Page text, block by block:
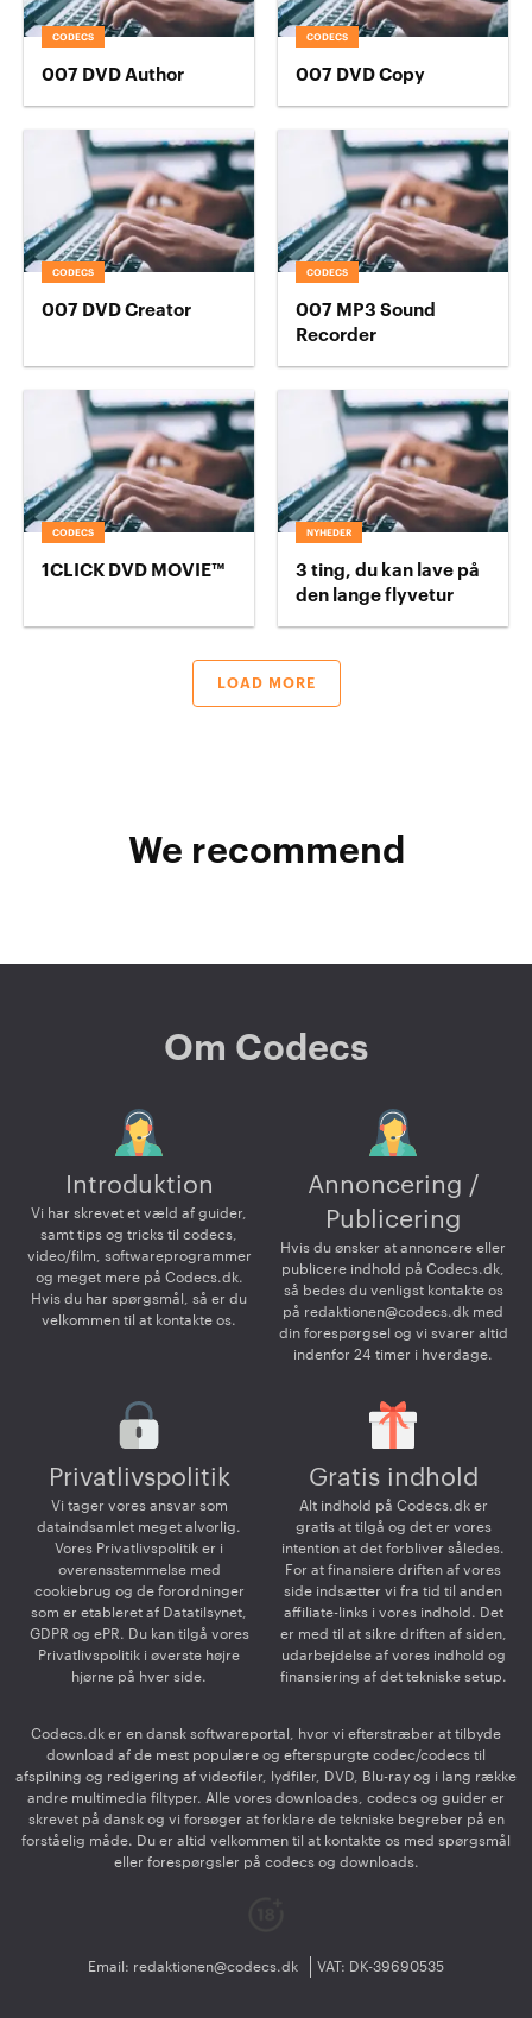
CODECS
007 DVD Author
CODECS
007 DVD Copy
CODECS
007 DVD Creator
CODECS
007 MP3 Sound
Recorder
CODECS
1CLICK DVD MOVIE™
NYHEDER
3 ting, du kan lave på
den lange flyvetur
LOAD MORE
We recommend
Om Codecs
Introduktion
Vi har skrevet et væld af guider,
samt tips og tricks til codecs,
video/film, softwareprogrammer
og meget mere på Codecs.dk.
Hvis du har spørgsmål, så er du
velkommen til at kontakte os.
Annoncering /
Publicering
Hvis du ønsker at annoncere eller
publicere indhold på Codecs.dk,
så bedes du venligst kontakte os
på redaktionen@codecs.dk med
din forespørgsel og vi svarer altid
indenfor 24 timer i hverdage.
Privatlivspolitik
Vi tager vores ansvar som
dataindsamlet meget alvorlig.
Vores Privatlivspolitik er i
overensstemmelse med
cookiebrug og de forordninger
som er etableret af Datatilsynet,
GDPR og ePR. Du kan tilgå vores
Privatlivspolitik i øverste højre
hjørne på hver side.
Gratis indhold
Alt indhold på Codecs.dk er
gratis at tilgå og det er vores
intention at det forbliver således.
For at finansiere driften af vores
side indsætter vi fra tid til anden
affiliate-links i vores indhold. Det
er med til at sikre driften af siden,
udarbejdelse af vores indhold og
finansiering af det tekniske setup.
Codecs.dk er en dansk softwareportal, hvor vi efterstræber at tilbyde
download af de mest populære og efterspurgte codec/codecs til
afspilning og redigering af videofiler, lydfiler, DVD, Blu-ray og i lang række
andre multimedia filtyper. Alle vores downloades, codecs og guider er
skrevet på dansk og vi forsøger at forklare de tekniske begreber på en
forståelig måde. Du er altid velkommen til at kontakte os med spørgsmål
eller forespørgsler på codecs og downloads.
Email: redaktionen@codecs.dk VAT: DK-39690535